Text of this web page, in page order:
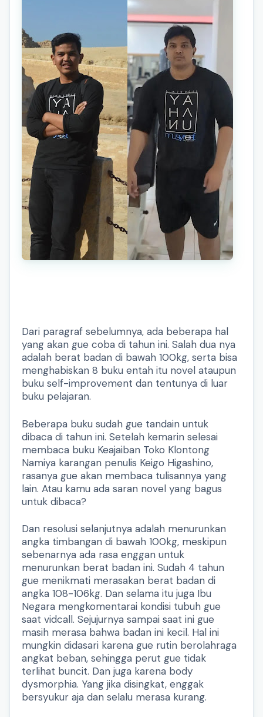
Dari paragraf sebelumnya, ada beberapa hal
yang akan gue coba di tahun ini. Salah dua nya
adalah berat badan di bawah 100kg, serta bisa
menghabiskan 8 buku entah itu novel ataupun
buku self-improvement dan tentunya di luar
buku pelajaran.
Beberapa buku sudah gue tandain untuk
dibaca di tahun ini. Setelah kemarin selesai
membaca buku Keajaiban Toko Klontong
Namiya karangan penulis Keigo Higashino,
rasanya gue akan membaca tulisannya yang
lain. Atau kamu ada saran novel yang bagus
untuk dibaca?
Dan resolusi selanjutnya adalah menurunkan
angka timbangan di bawah 100kg, meskipun
sebenarnya ada rasa enggan untuk
menurunkan berat badan ini. Sudah 4 tahun
gue menikmati merasakan berat badan di
angka 108-106kg. Dan selama itu juga Ibu
Negara mengkomentarai kondisi tubuh gue
saat vidcall. Sejujurnya sampai saat ini gue
masih merasa bahwa badan ini kecil. Hal ini
mungkin didasari karena gue rutin berolahraga
angkat beban, sehingga perut gue tidak
terlihat buncit. Dan juga karena body
dysmorphia. Yang jika disingkat, enggak
bersyukur aja dan selalu merasa kurang.